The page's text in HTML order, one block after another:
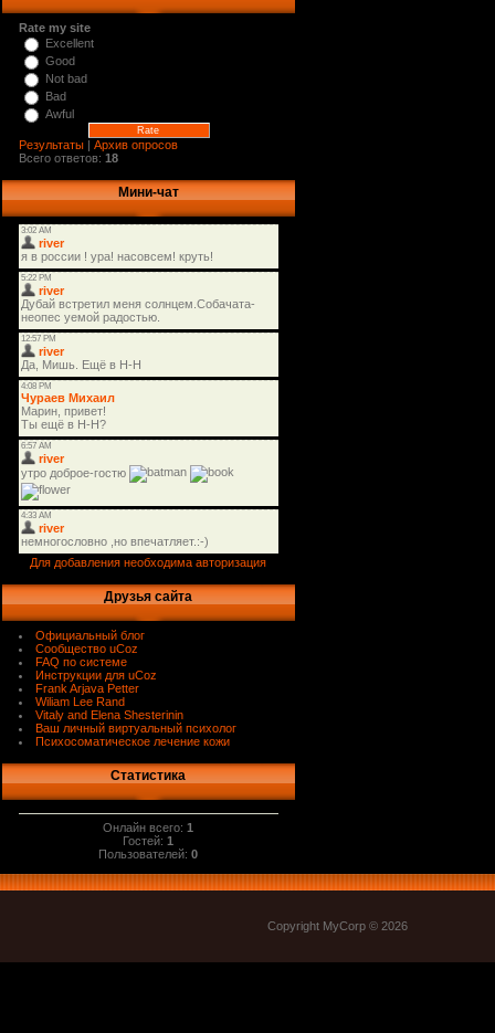
Rate my site
Excellent
Good
Not bad
Bad
Awful
Результаты | Архив опросов
Всего ответов: 18
Мини-чат
Для добавления необходима авторизация
Друзья сайта
Официальный блог
Сообщество uCoz
FAQ по системе
Инструкции для uCoz
Frank Arjava Petter
Wiliam Lee Rand
Vitaly and Elena Shesterinin
Ваш личный виртуальный психолог
Психосоматическое лечение кожи
Статистика
Онлайн всего:1
Гостей:1
Пользователей:0
Copyright MyCorp © 2026